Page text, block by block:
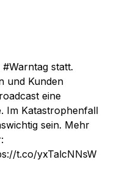
statt.
und Kunden
eine
Im Katastrophenfall
sein. Mehr
t.co/yxTalcNNsW